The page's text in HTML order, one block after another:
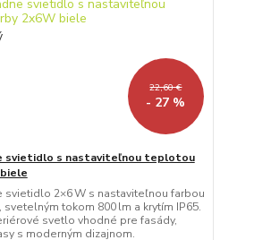
22,60 €
- 27 %
svietidlo s nastaviteľnou teplotou
svietidlo 2×6 W s nastaviteľnou farbou
svetelným tokom 800 lm a krytím IP65.
svetlo vhodné pre fasády,
s moderným dizajnom.